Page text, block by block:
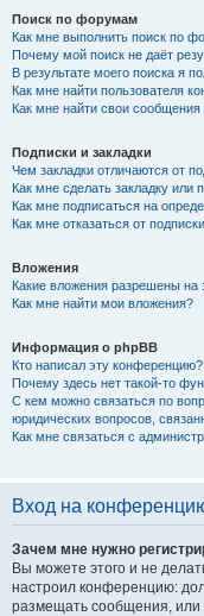
Поиск по форумам
Как мне выполнить поиск по
Почему мой поиск не даёт
В результате моего поиска я
Как мне найти пользователя
Как мне найти свои
Подписки и закладки
Чем закладки отличаются от
Как мне сделать закладку или
Как мне подписаться на
Как мне отказаться от
Вложения
Какие вложения разрешены на
Как мне найти мои вложения?
Информация о phpBB
Кто написал эту конференцию?
Почему здесь нет такой-то
С кем можно связаться по
юридических вопросов,
Как мне связаться с
Вход на
Зачем мне нужно
Вы можете этого и не
настроил конференцию:
размещать сообщения, или